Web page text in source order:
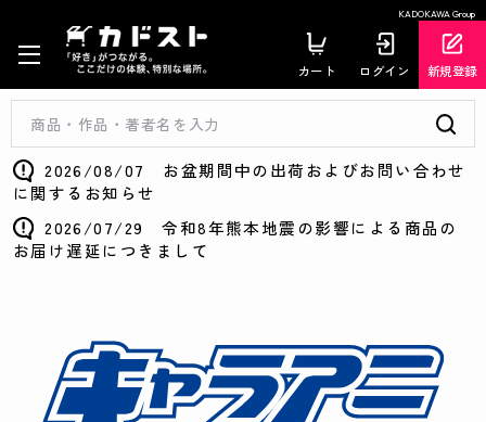
KADOKAWA Group
カート ログイン 新規登録
2026/08/07 お盆期間中の出荷およびお問い合わせ
に関するお知らせ
2026/07/29 令和8年熊本地震の影響による商品の
お届け遅延につきまして